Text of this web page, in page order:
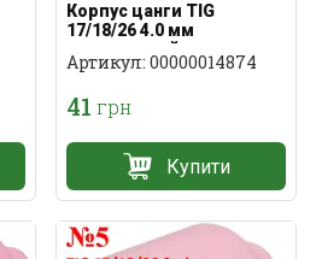
Корпус цанги TIG
17/18/26 4.0 мм
стандаотний
Артикул: 00000014874
41 грн
Купити